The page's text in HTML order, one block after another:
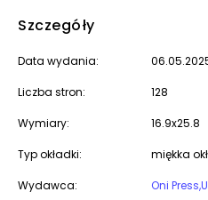
Szczegóły
Data wydania:
Liczba stron: 128
Wymiary: 16.9x25.8
Typ okładki: miękka
Wydawca: Oni